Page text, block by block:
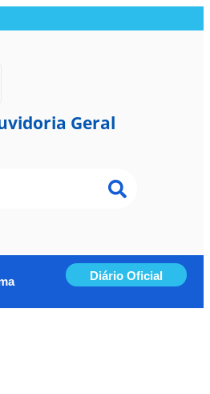
Geral
Diário Oficial